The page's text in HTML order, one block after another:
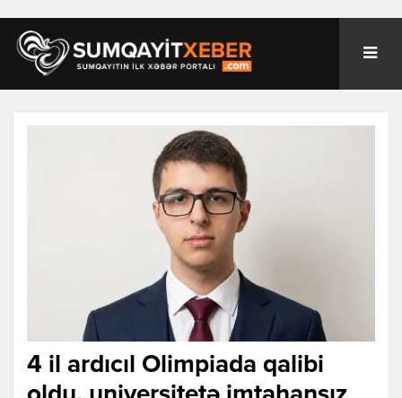
4 il ardıcıl Olimpiada qalibi